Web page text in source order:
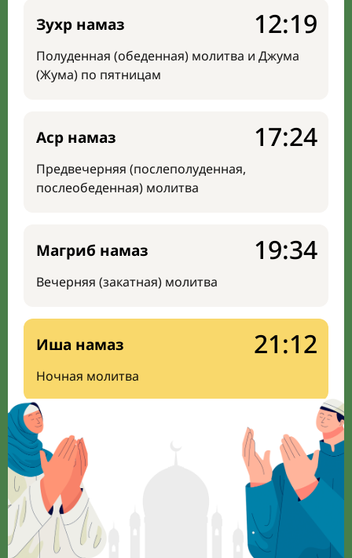
Зухр намаз
Полуденная (обеденная) молитва и Джума
(Жума) по пятницам
12:19
Аср намаз
Предвечерняя (послеполуденная,
послеобеденная) молитва
17:24
Магриб намаз
Вечерняя (закатная) молитва
19:34
Иша намаз
Ночная молитва
21:12